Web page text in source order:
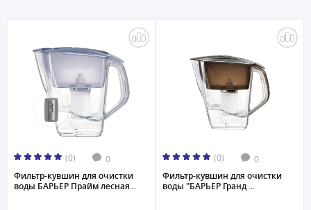
(0) 0
Фильтр-кувшин для очистки
воды БАРЬЕР Прайм лесная...
(0) 0
Фильтр-кувшин для очистки
воды "БАРЬЕР Гранд ...